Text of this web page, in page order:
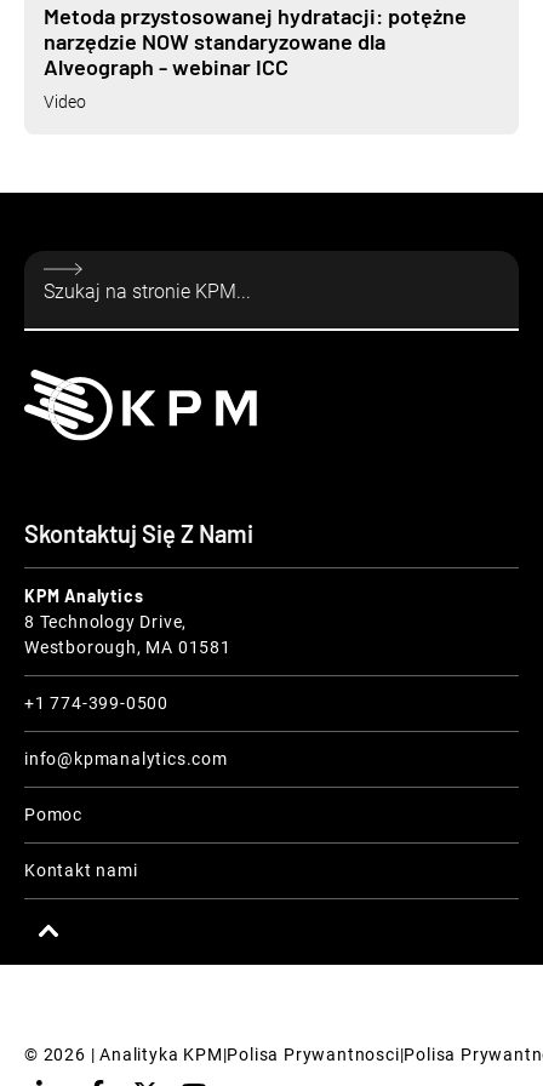
Metoda przystosowanej hydratacji: potężne
narzędzie NOW standaryzowane dla
Alveograph - webinar ICC
Video
Skontaktuj Się Z Nami
KPM Analytics
8 Technology Drive,
Westborough, MA 01581
+1 774-399-0500
info@kpmanalytics.com
Pomoc
Kontakt nami
© 2026 | Analityka KPM|Polisa Prywantnosci|Polisa